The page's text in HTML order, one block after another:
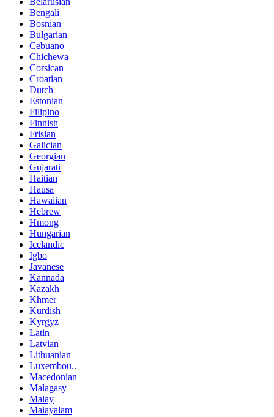
Bengali
Bosnian
Bulgarian
Cebuano
Chichewa
Corsican
Croatian
Dutch
Estonian
Filipino
Finnish
Frisian
Galician
Georgian
Gujarati
Haitian
Hausa
Hawaiian
Hebrew
Hmong
Hungarian
Icelandic
Igbo
Javanese
Kannada
Kazakh
Khmer
Kurdish
Kyrgyz
Latin
Latvian
Lithuanian
Luxembou..
Macedonian
Malagasy
Malay
Malayalam